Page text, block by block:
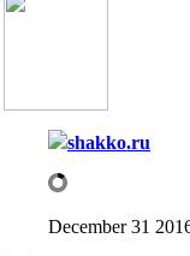
shakko.ru
December 31